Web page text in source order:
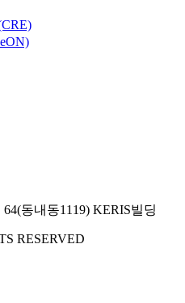
동내동1119) KERIS빌딩
RESERVED